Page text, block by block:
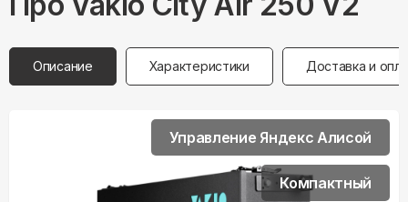
Описание Характеристики Доставка и
Управление Яндекс Алисой
Компактный